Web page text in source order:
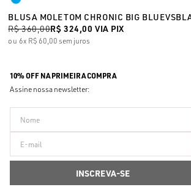
R$ 324,00 VIA PIX
R$ 360,00
6x R$ 60,00 sem juros
10% OFF NA PRIMEIRA COMPRA
Assine nossa newsletter: